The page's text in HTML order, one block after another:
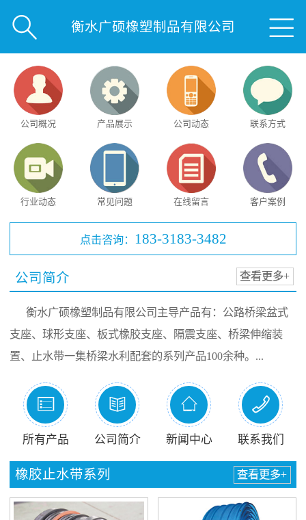

 衡水广硕橡塑制品有限公司
公司概况 产品展示 公司动态 联系方式
行业动态 常见问题 在线留言 客户案例
点击咨询： 183-3183-3482
公司简介 查看更多+
衡水广硕橡塑制品有限公司主导产品有：公路桥梁盆式
支座、球形支座、板式橡胶支座、隔震支座、桥梁伸缩装
置、止水带一集桥梁水利配套的系列产品100余种。...

所有产品

公司简介

新闻中心

联系我们
橡胶止水带系列 查看更多+